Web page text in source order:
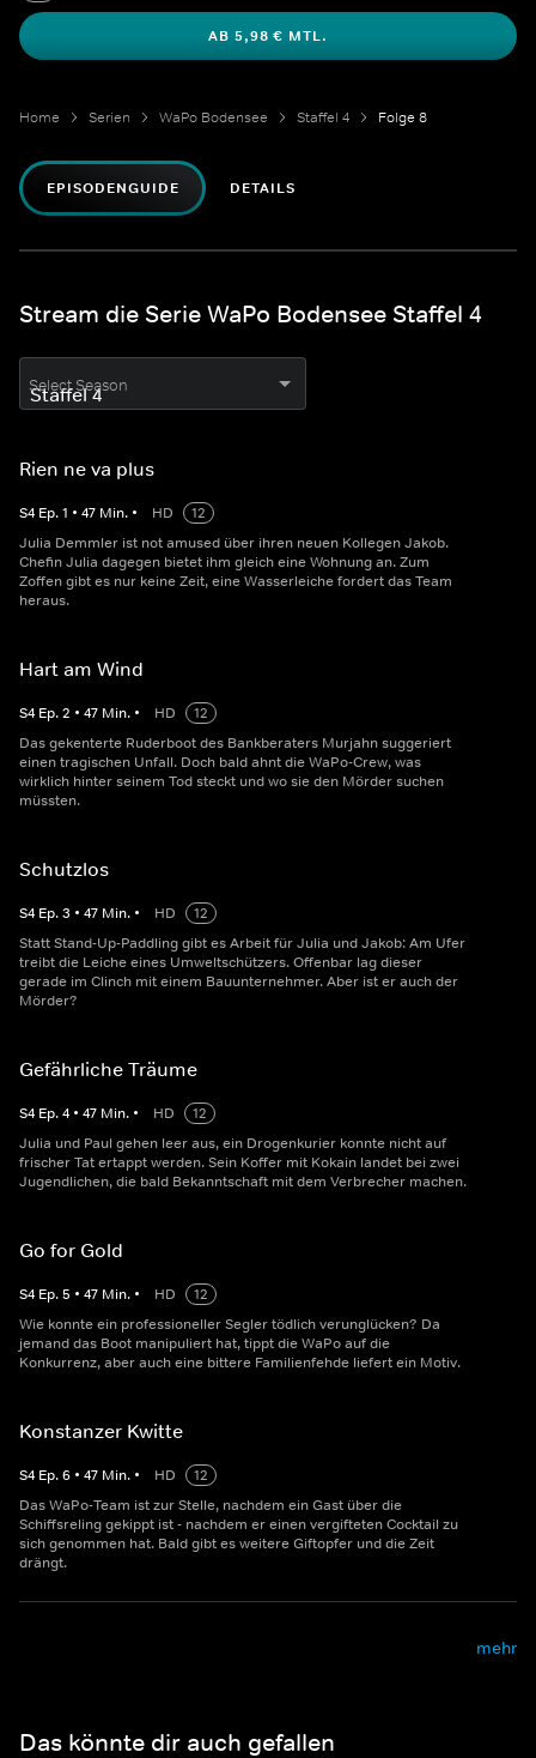
AB 5,98 € MTL.
Home Serien WaPo Bodensee Staffel 4 Folge 8
EPISODENGUIDE DETAILS
Stream die Serie WaPo Bodensee Staffel 4
Select Season
Rien ne va plus
S4 Ep.1 • 47 Min. • HD
12
Julia Demmler ist not amused über ihren neuen Kollegen Jakob.
Chefin Julia dagegen bietet ihm gleich eine Wohnung an. Zum
Zoffen gibt es nur keine Zeit, eine Wasserleiche fordert das Team
heraus.
Hart am Wind
S4 Ep.2 • 47 Min. • HD
12
Das gekenterte Ruderboot des Bankberaters Murjahn suggeriert
einen tragischen Unfall. Doch bald ahnt die WaPo-Crew, was
wirklich hinter seinem Tod steckt und wo sie den Mörder suchen
müssten.
Schutzlos
S4 Ep.3 • 47 Min. • HD
12
Statt Stand-Up-Paddling gibt es Arbeit für Julia und Jakob: Am Ufer
treibt die Leiche eines Umweltschützers. Offenbar lag dieser
gerade im Clinch mit einem Bauunternehmer. Aber ist er auch der
Mörder?
Gefährliche Träume
S4 Ep.4 • 47 Min. • HD
12
Julia und Paul gehen leer aus, ein Drogenkurier konnte nicht auf
frischer Tat ertappt werden. Sein Koffer mit Kokain landet bei zwei
Jugendlichen, die bald Bekanntschaft mit dem Verbrecher machen.
Go for Gold
S4 Ep.5 • 47 Min. • HD
12
Wie konnte ein professioneller Segler tödlich verunglücken? Da
jemand das Boot manipuliert hat, tippt die WaPo auf die
Konkurrenz, aber auch eine bittere Familienfehde liefert ein Motiv.
Konstanzer Kwitte
S4 Ep.6 • 47 Min. • HD
12
Das WaPo-Team ist zur Stelle, nachdem ein Gast über die
Schiffsreling gekippt ist - nachdem er einen vergifteten Cocktail zu
sich genommen hat. Bald gibt es weitere Giftopfer und die Zeit
drängt.
mehr
Das könnte dir auch gefallen